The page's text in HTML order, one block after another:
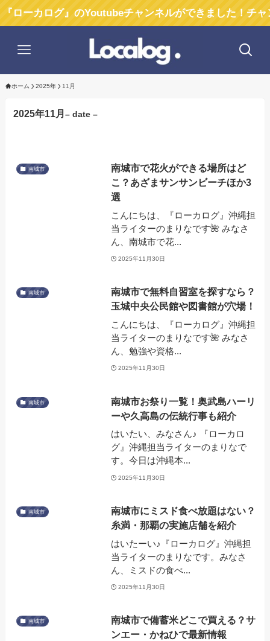
カログ』のYoutubeチャンネルができました！チャンネ
ホーム 2025年 11月
2025年11月– date –
南城市
南城市で花火ができる場所はど
こ？あざまサンサンビーチほか3
選
こんにちは、『ローカログ』沖縄担
当ライターのまりなです🌺 みなさ
ん、南城市で花...
2025年11月30日
南城市
南城市で無料自習室を探すなら？
玉城中央公民館や図書館が穴場！
こんにちは、『ローカログ』沖縄担
当ライターのまりなです🌺 みなさ
ん、勉強や資格...
2025年11月30日
南城市
南城市お祭り一覧！奥武島ハーリ
ーや久高島の伝統行事も紹介
はいたい、みなさん♪ 『ローカロ
グ』沖縄担当ライターのまりなで
す。今日は沖縄本...
2025年11月30日
南城市
南城市にミスド食べ放題はない？
糸満・那覇の実施店舗を紹介
はいたーい♪『ローカログ』沖縄担
当ライターのまりなです。みなさ
ん、ミスドの食べ...
2025年11月30日
南城市
南城市で備蓄米どこで買える？サ
ンエー・かねひで最新情報